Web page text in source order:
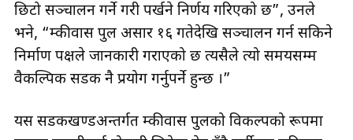
छिटो सञ्चालन गर्ने गरी पर्खने निर्णय गरिएको छ”, उनले
भने, “दुम्कीवास पुल असार १६ गतेदेखि सञ्चालन गर्न सकिने
निर्माण पक्षले जानकारी गराएको छ त्यसैले त्यो समयसम्म
वैकल्पिक सडक नै प्रयोग गर्नुपर्ने हुन्छ ।”
यस सडकखण्डअन्तर्गत दुम्कीवास पुलको विकल्पको रूपमा